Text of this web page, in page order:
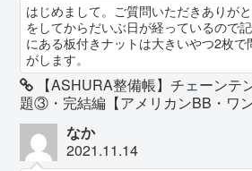
はじめまして。ご質問いただきありが
をしてからだいぶ日が経っているので
にある板付きナットは大きいやつ2枚
がします。
【ASHURA整備帳】チェーンテ
題③・完結編【アメリカンBB・ワ
なか
2021.11.14